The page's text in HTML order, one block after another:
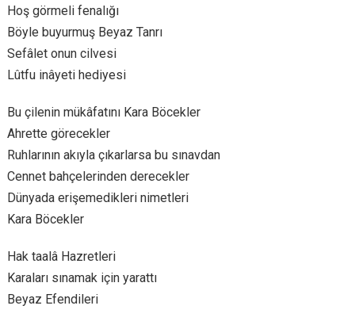
Hoş görmeli fenalığı
Böyle buyurmuş Beyaz Tanrı
Sefâlet onun cilvesi
Lûtfu inâyeti hediyesi
Bu çilenin mükâfatını Kara Böcekler
Ahrette görecekler
Ruhlarının akıyla çıkarlarsa bu sınavdan
Cennet bahçelerinden derecekler
Dünyada erişemedikleri nimetleri
Kara Böcekler
Hak taalâ Hazretleri
Karaları sınamak için yarattı
Beyaz Efendileri